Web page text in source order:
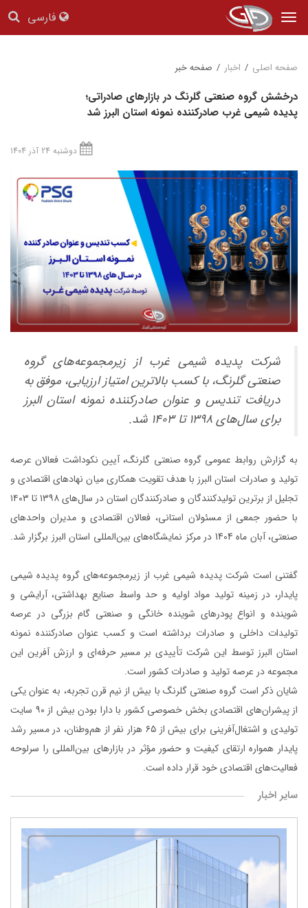
فارسی
صفحه اصلی / اخبار / صفحه خبر
درخشش گروه صنعتی گلرنگ در بازارهای صادراتی؛
پدیده شیمی غرب صادرکننده نمونه استان البرز شد
دوشنبه 24 آذر 1404
شرکت پدیده شیمی غرب از زیرمجموعه‌های گروه
صنعتی گلرنگ، با کسب بالاترین امتیاز ارزیابی، موفق به
دریافت تندیس و عنوان صادرکننده نمونه استان البرز
برای سال‌های 1398 تا 1403 شد.
به گزارش روابط عمومی گروه صنعتی گلرنگ، آیین نکوداشت فعالان عرصه
تولید و صادرات استان البرز با هدف تقویت همکاری میان نهادهای اقتصادی و
تجلیل از برترین تولیدکنندگان و صادرکنندگان استان در سال‌های ۱۳۹۸ تا ۱۴۰۳
با حضور جمعی از مسئولان استانی، فعالان اقتصادی و مدیران واحدهای
صنعتی، آبان ماه 1404 در مرکز نمایشگاه‌های بین‌المللی استان البرز برگزار شد.
گفتنی است شرکت پدیده شیمی غرب از زیرمجموعه‌های گروه پدیده شیمی
پایدار، در زمینه تولید مواد اولیه و حد واسط صنایع بهداشتی، آرایشی و
شوینده و انواع پودرهای شوینده خانگی و صنعتی‌‌ گام بزرگی در عرصه
تولیدات داخلی و صادرات برداشته‌ است و کسب عنوان صادرکننده نمونه
استان البرز توسط این شرکت تأییدی بر مسیر حرفه‌ای و ارزش‌ آفرین این
مجموعه در عرصه تولید و صادرات کشور است.
شایان ذکر است گروه صنعتی گلرنگ با بیش از نیم قرن تجربه، به عنوان یکی
از پیشران‌های اقتصادی بخش خصوصی کشور با دارا بودن بیش از ۹۰ سایت
تولیدی و اشتغال‌آفرینی برای بیش از ۶۵ هزار نفر از هم‌وطنان، در مسیر رشد
پایدار همواره ارتقای کیفیت و حضور مؤثر در بازارهای بین‌المللی را سرلوحه
فعالیت‌های اقتصادی خود قرار داده است.
سایر اخبار